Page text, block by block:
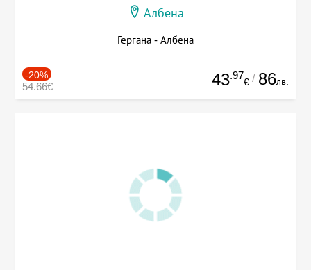
Албена
Гергана - Албена
-20%
54.66€ 43.97
€ / 86лв.